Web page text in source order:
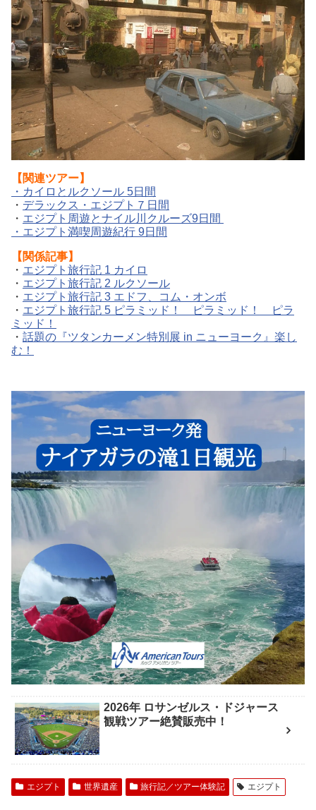
【関連ツアー】
・カイロとルクソール 5日間
・ デラックス・エジプト７日間
・ エジプト周遊とナイル川クルーズ9日間
・エジプト満喫周遊紀行 9日間
【関係記事】
・ エジプト旅行記 1 カイロ
・ エジプト旅行記 2 ルクソール
・ エジプト旅行記 3 エドフ、コム・オンボ
・ エジプト旅行記 5 ピラミッド！ ピラミッド！ ピラ
ミッド！
・ 話題の『ツタンカーメン特別展 in ニューヨーク』楽し
む！
2026年 ロサンゼルス・ドジャース
観戦ツアー絶賛販売中！
エジプト 世界遺産 旅行記／ツアー体験記 エジプト